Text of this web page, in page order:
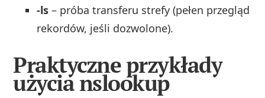
-ls – próba transferu strefy (pełen przegląd
rekordów, jeśli dozwolone).
Praktyczne przykłady
użycia nslookup